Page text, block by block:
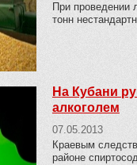
При проведении
тонн
На Кубани
алкоголем
07.05.2013
Краевым
районе